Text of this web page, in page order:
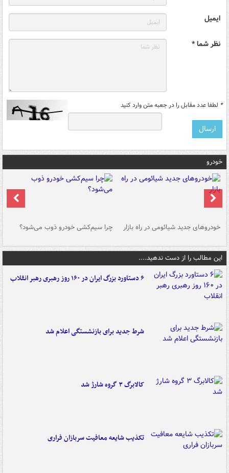
ایمیل
نظر شما *
* لطفا عدد مقابل را در جعبه متن وارد کنید
خودرو
خودروهای جدید شیائومی در راه بازار چرا سیم‌کشی خودرو ذوب می‌شود؟
این مطالب را از دست ندهید....
۶ دستاورد بزرگ ایران در ۱۶۰ روز رهبری رهبر انقلاب
شرط جدید برای بازنشستگی اعلام شد
کالابرگ ۳ گروه شارژ شد
تکذیب شایعه معافیت سربازان فراری